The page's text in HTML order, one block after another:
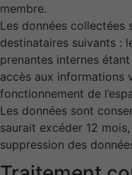
membre.
Les données collectées
destinataires suivants :
prenantes internes
accès aux informations
fonctionnement de
Les données sont
saurait excéder 12
suppression des